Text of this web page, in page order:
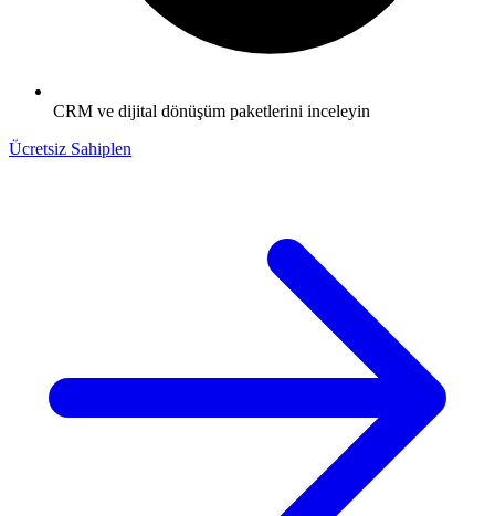
CRM ve dijital dönüşüm paketlerini inceleyin
Ücretsiz Sahiplen